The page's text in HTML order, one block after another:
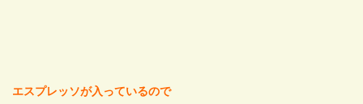
エスプレッソが入っているので